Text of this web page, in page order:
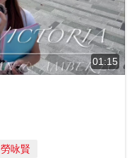
01:15
勞咏賢